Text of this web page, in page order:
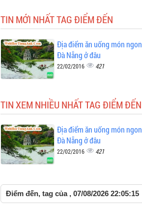
TIN MỚI NHẤT TAG ĐIỂM ĐẾN
Địa điểm ăn uống món ngon
Đà Nẵng ở đâu
22/02/2016 421
TIN XEM NHIỀU NHẤT TAG ĐIỂM ĐẾN
Địa điểm ăn uống món ngon
Đà Nẵng ở đâu
22/02/2016 421
Điểm đến, tag của , 07/08/2026 22:05:15